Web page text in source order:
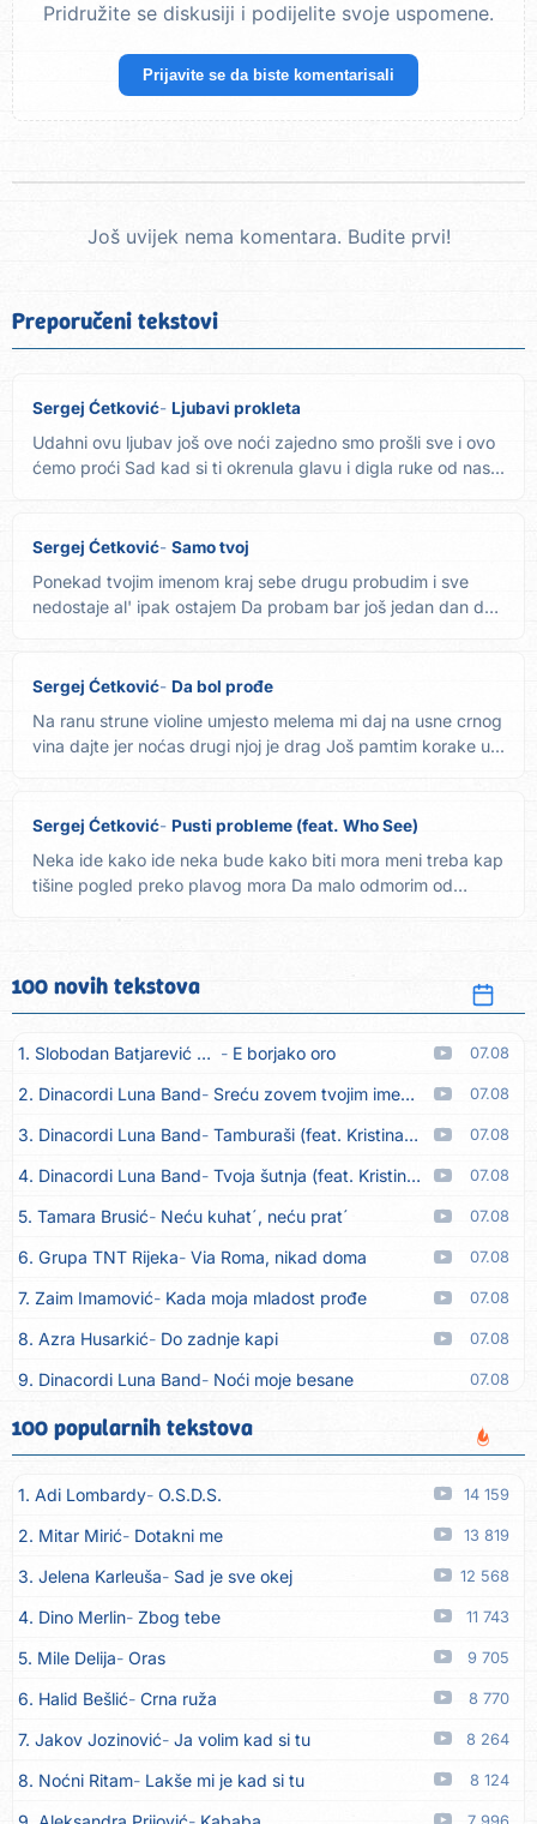
Pridružite se diskusiji i podijelite svoje uspomene.
Prijavite se da biste komentarisali
Još uvijek nema komentara. Budite prvi!
Preporučeni tekstovi
Sergej Ćetković Ljubavi prokleta
Udahni ovu ljubav još ove noći zajedno smo prošli sve i ovo
ćemo proći Sad kad si ti okrenula glavu i digla ruke od nas...
Sergej Ćetković Samo tvoj
Ponekad tvojim imenom kraj sebe drugu probudim i sve
nedostaje al' ipak ostajem Da probam bar još jedan dan da
Sergej Ćetković Da bol prođe
Na ranu strune violine umjesto melema mi daj na usne crnog
vina dajte jer noćas drugi njoj je drag Još pamtim korake u...
Sergej Ćetković Pusti probleme (feat. Who See)
Neka ide kako ide neka bude kako biti mora meni treba kap
tišine pogled preko plavog mora Da malo odmorim od
100 novih tekstova
1. Slobodan Batjarević Čobe E borjako oro 07.08
2. Dinacordi Luna Band Sreću zovem tvojim imenom (feat. Kristina Smetko) 07.08
3. Dinacordi Luna Band Tamburaši (feat. Kristina Smetko) 07.08
4. Dinacordi Luna Band Tvoja šutnja (feat. Kristina Smetko) 07.08
5. Tamara Brusić Neću kuhat´, neću prat´ 07.08
6. Grupa TNT Rijeka Via Roma, nikad doma 07.08
7. Zaim Imamović Kada moja mladost prođe 07.08
8. Azra Husarkić Do zadnje kapi 07.08
9. Dinacordi Luna Band Noći moje besane 07.08
10. Pet za 5 Pozdravi mi Stubicu
11. Dinacordi Luna Band Anđeo moj 07.08
12. Vesna Kartuš Vrati se 07.08
13. Severina Pozovi me ti (Anksiozna) 06.08
14. Fidellio Summer Time 06.08
15. Tereza Kesovija Volim te 06.08
16. Ruswaj Sada znam, to je ljubav 06.08
17. Nemanja Panić Daj mu sve što si dala meni 06.08
18. Gustafi Imala je oči pospane 06.08
19. Marko Nedug Pjesma za tebe 06.08
100 popularnih tekstova
1. Adi Lombardy O.S.D.S. 14 159
2. Mitar Mirić Dotakni me 13 819
3. Jelena Karleuša Sad je sve okej 12 568
4. Dino Merlin Zbog tebe 11 743
5. Mile Delija Oras 9 705
6. Halid Bešlić Crna ruža 8 770
7. Jakov Jozinović Ja volim kad si tu 8 264
8. Noćni Ritam Lakše mi je kad si tu 8 124